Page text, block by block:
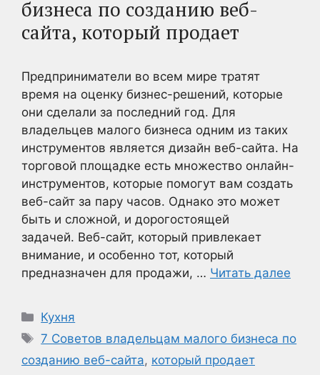
бизнеса по созданию веб-
сайта, который продает
Предприниматели во всем мире тратят
время на оценку бизнес-решений, которые
они сделали за последний год. Для
владельцев малого бизнеса одним из таких
инструментов является дизайн веб-сайта. На
торговой площадке есть множество онлайн-
инструментов, которые помогут вам создать
веб-сайт за пару часов. Однако это может
быть и сложной, и дорогостоящей
задачей. Веб-сайт, который привлекает
внимание, и особенно тот, который
предназначен для продажи, … Читать далее
Рубрики
Кухня
Метки
7 Советов владельцам малого бизнеса по
созданию веб-сайта, который продает